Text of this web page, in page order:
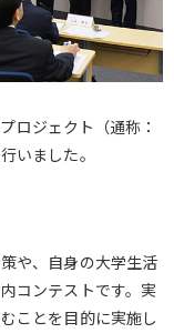
ロジェクト（通称：
いました。
や、自身の大学生活
コンテストです。実
ことを目的に実施し